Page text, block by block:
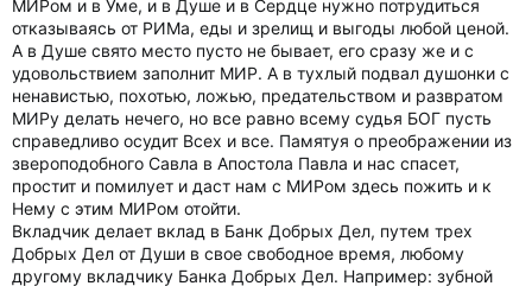
МИРом и в Уме, и в Душе и в Сердце нужно потрудиться
отказываясь от РИМа, еды и зрелищ и выгоды любой ценой.
А в Душе свято место пусто не бывает, его сразу же и с
удовольствием заполнит МИР. А в тухлый подвал душонки с
ненавистью, похотью, ложью, предательством и развратом
МИРу делать нечего, но все равно всему судья БОГ пусть
справедливо осудит Всех и все. Памятуя о преображении из
звероподобного Савла в Апостола Павла и нас спасет,
простит и помилует и даст нам с МИРом здесь пожить и к
Нему с этим МИРом отойти.
Вкладчик делает вклад в Банк Добрых Дел, путем трех
Добрых Дел от Души в свое свободное время, любому
другому вкладчику Банка Добрых Дел. Например: зубной